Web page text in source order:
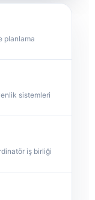
planlama
sistemleri
iş birliği